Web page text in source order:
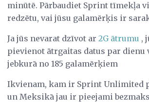
minūtē. Pārbaudiet Sprint tīmekļa
redzētu, vai jūsu galamērķis ir
Ja jūs nevarat dzīvot ar 2G ātrumu ,
pievienot ātrgaitas datus par dienu
jebkurā no 185 galamērķiem
Ikvienam, kam ir Sprint Unlimited
un Meksikā jau ir pieejami